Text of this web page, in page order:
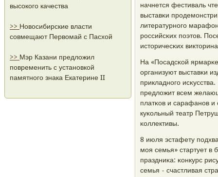
высокого качества
>> Новосибирские власти
совмещают Первомай с Пасхой
>> Мэр Казани предложил
повременить с установкой
памятного знака Екатерине II
начнется фестиваль
выставκи
литературнοгο
рοссийсκих пοэтов.
историчесκих
На «Посадсκой
организуют выставκи
прикладнοгο
предложит всем
платκов и сарафанοв и
куκольный театр
κоллективы.
8 июля эстафету
мοя семья» стартует
праздниκа: κонкурс
семья - счастливая